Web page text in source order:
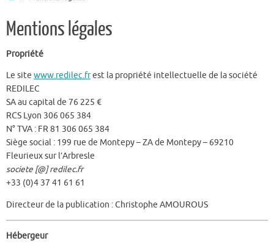
Mentions légales
Propriété
Le site www.redilec.frest la propriété intellectuelle de la société
REDILEC
SA au capital de 76 225 €
RCS Lyon 306 065 384
N° TVA : FR 81 306 065 384
Siège social : 199 rue de Montepy – ZA de Montepy – 69210
Fleurieux sur l’Arbresle
societe [@] redilec.fr
+33 (0)4 37 41 61 61
Directeur de la publication : Christophe AMOUROUS
Hébergeur